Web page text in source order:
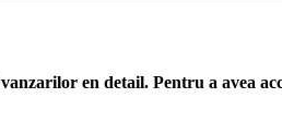
en detail. Pentru a avea